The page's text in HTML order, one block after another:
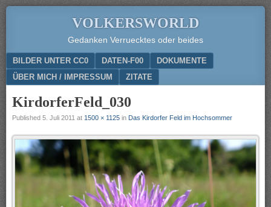
VOLKERSWORLD
Gedanken Verruecktes oder beides
Menu
SKIP TO CONTENT
BILDER UNTER CC0 DATEN-F00
DOKUMENTE
ÜBER MICH / IMPRESSUM
ZITATE
KirdorferFeld_030
Published 5. Juli 2011 at 1500 × 1125 in Das Kirdorfer Feld im Hochsommer